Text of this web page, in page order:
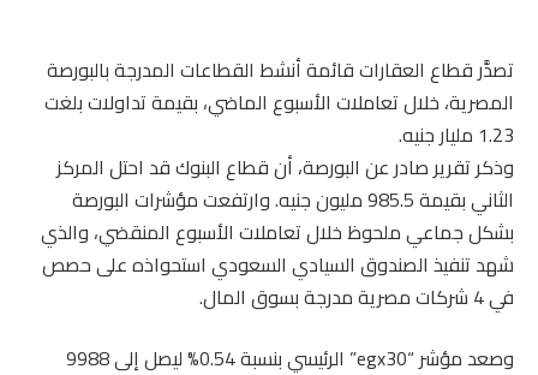
تصدَّر قطاع العقارات قائمة أنشط القطاعات المدرجة بالبورصة
المصرية، خلال تعاملات الأسبوع الماضي، بقيمة تداولات بلغت
1.23 مليار جنيه.
وذكر تقرير صادر عن البورصة، أن قطاع البنوك قد احتل المركز
الثاني بقيمة 985.5 مليون جنيه. وارتفعت مؤشرات البورصة
بشكل جماعي ملحوظ خلال تعاملات الأسبوع المنقضي، والذي
شهد تنفيذ الصندوق السيادي السعودي استحواذه على حصص
في 4 شركات مصرية مدرجة بسوق المال.
وصعد مؤشر “egx30” الرئيسي بنسبة 0.54% ليصل إلى 9988